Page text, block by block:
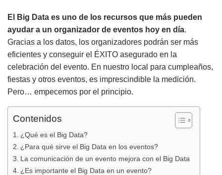
El Big Data es uno de los recursos que más pueden
ayudar a un organizador de eventos hoy en día.
Gracias a los datos, los organizadores podrán ser más
eficientes y conseguir el ÉXITO asegurado en la
celebración del evento. En nuestro local para cumpleaños,
fiestas y otros eventos, es imprescindible la medición.
Pero… empecemos por el principio.
Contenidos
¿Qué es el Big Data?
¿Para qué sirve el Big Data en los eventos?
La comunicación de un evento mejora con el Big Data
¿Es importante el Big Data en un evento?